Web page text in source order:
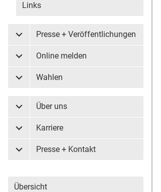
Links
Untermenü Presse + Veröffentlichungen
Presse + Veröffentlichungen
Untermenü Online melden
Online melden
Untermenü Wahlen
Wahlen
Untermenü Über uns
Über uns
Untermenü Karriere
Karriere
Untermenü Presse + Kontakt
Presse + Kontakt
Übersicht